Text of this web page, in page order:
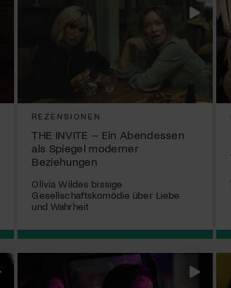
REZENSIONEN
THE INVITE – Ein Abendessen
als Spiegel moderner
Beziehungen
Olivia Wildes bissige
Gesellschaftskomödie über Liebe
und Wahrheit